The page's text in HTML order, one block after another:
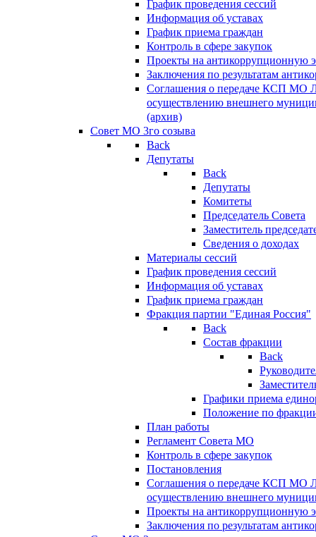
График проведения сессий
Информация об уставах
График приема граждан
Контроль в сфере закупок
Проекты на антикоррупционную
Заключения по результатам
Соглашения о передаче КСП МО
осуществлению внешнего
(архив)
Совет МО 3го созыва
Back
Депутаты
Back
Депутаты
Комитеты
Председатель Совета
Заместитель
Сведения о доходах
Материалы сессий
График проведения сессий
Информация об уставах
График приема граждан
Фракция партии "Единая Россия"
Back
Состав фракции
Back
Графики приема
Положение по
План работы
Регламент Совета МО
Контроль в сфере закупок
Постановления
Соглашения о передаче КСП МО
осуществлению внешнего
Проекты на антикоррупционную
Заключения по результатам